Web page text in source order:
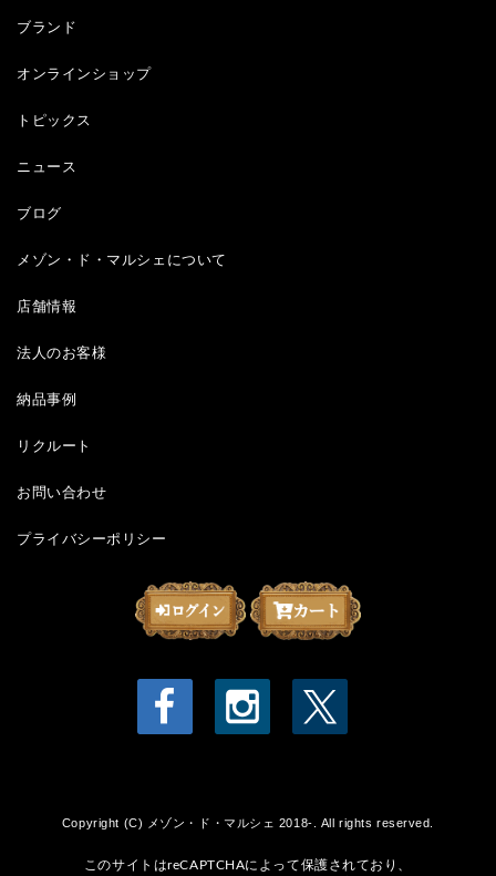
ブランド
オンラインショップ
トピックス
ニュース
ブログ
メゾン・ド・マルシェについて
店舗情報
法人のお客様
納品事例
リクルート
お問い合わせ
プライバシーポリシー
Copyright (C) メゾン・ド・マルシェ 2018-. All rights reserved.
このサイトはreCAPTCHAによって保護されており、